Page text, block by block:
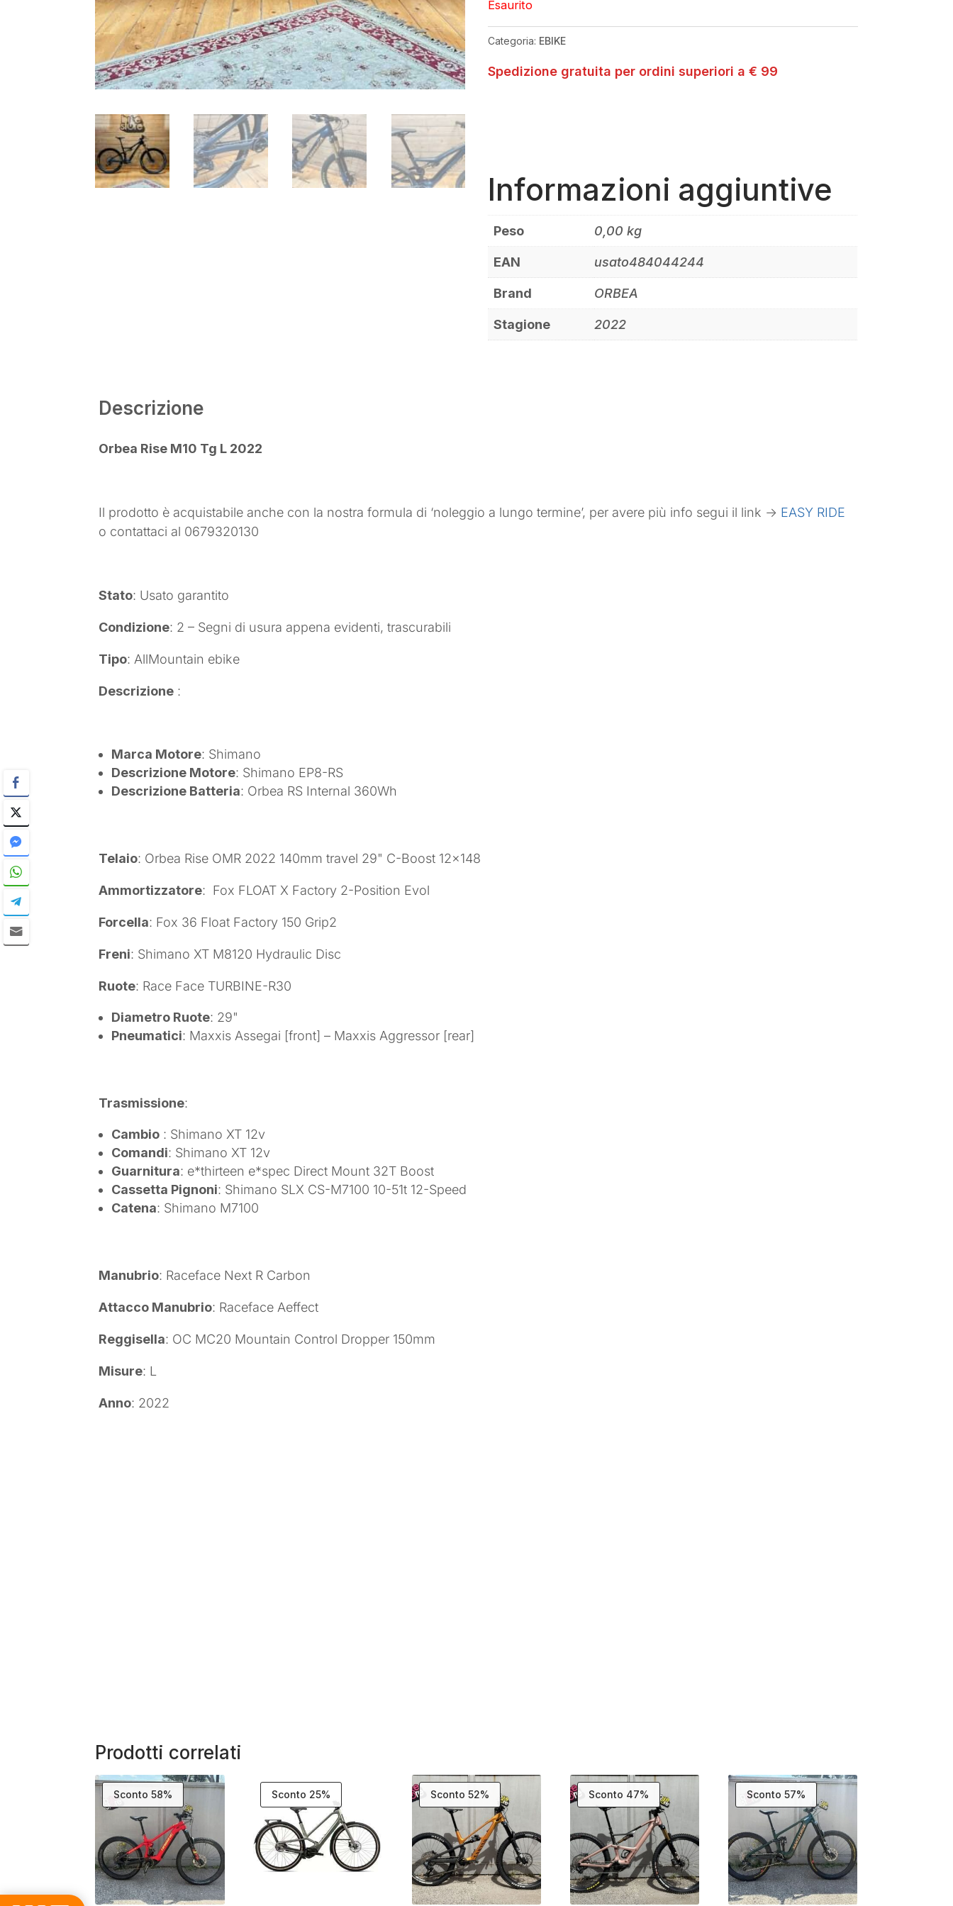
Esaurito
Categoria: EBIKE
Spedizione gratuita per ordini superiori a € 99
Informazioni aggiuntive
Peso 0,00 kg
EAN usato484044244
Brand ORBEA
Stagione 2022
Descrizione
Orbea Rise M10 Tg L 2022
Il prodotto è acquistabile anche con la nostra formula di ‘noleggio a lungo termine’, per avere più info segui il link -> EASY RIDE
o contattaci al 0679320130
Stato: Usato garantito
Condizione: 2 – Segni di usura appena evidenti, trascurabili
Tipo: AllMountain ebike
Descrizione :
Marca Motore: Shimano
Descrizione Motore: Shimano EP8-RS
Descrizione Batteria: Orbea RS Internal 360Wh
Telaio: Orbea Rise OMR 2022 140mm travel 29" C-Boost 12×148
Ammortizzatore: Fox FLOAT X Factory 2-Position Evol
Forcella: Fox 36 Float Factory 150 Grip2
Freni: Shimano XT M8120 Hydraulic Disc
Ruote: Race Face TURBINE-R30
Diametro Ruote: 29"
Pneumatici: Maxxis Assegai [front] – Maxxis Aggressor [rear]
Trasmissione:
Cambio : Shimano XT 12v
Comandi: Shimano XT 12v
Guarnitura: e*thirteen e*spec Direct Mount 32T Boost
Cassetta Pignoni: Shimano SLX CS-M7100 10-51t 12-Speed
Catena: Shimano M7100
Manubrio: Raceface Next R Carbon
Attacco Manubrio: Raceface Aeffect
Reggisella: OC MC20 Mountain Control Dropper 150mm
Misure: L
Anno: 2022
Prodotti correlati
Sconto 58% Sconto 25% Sconto 52% Sconto 47% Sconto 57%